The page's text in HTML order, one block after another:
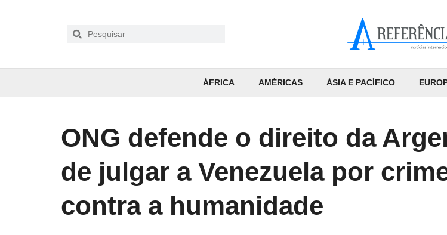
ÁFRICA AMÉRICAS ÁSIA E PACÍFICO
ONG defende o direito da
de julgar a Venezuela por
contra a humanidade